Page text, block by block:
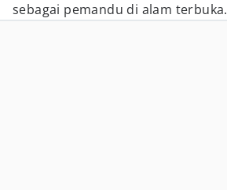
sebagai pemandu di alam terbuka.